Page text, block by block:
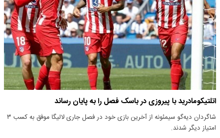
اتلتیکومادرید با پیروزی در باسک فصل را به پایان رساند
شاگردان دیه‌گو سیمئونه از آخرین بازی خود در فصل جاری لالیگا موفق به کسب ۳
امتیاز دیگر شدند.